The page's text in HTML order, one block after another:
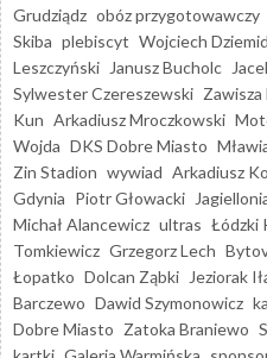
Grudziądz obóz przygotowawczy
Skiba plebiscyt Wojciech
Leszczyński
Janusz Bucholc
Sylwester Czereszewski Zawisza
Kun Arkadiusz Mroczkowski
Wojda DKS Dobre Miasto
Zin Stadion wywiad Arkadiusz
Gdynia Piotr Głowacki
Michał Alancewicz ultras Łódzki
Tomkiewicz Grzegorz Lech
Łopatko Dolcan Ząbki Jeziorak
Barczewo Dawid Szymonowicz
Dobre Miasto Zatoka Braniewo